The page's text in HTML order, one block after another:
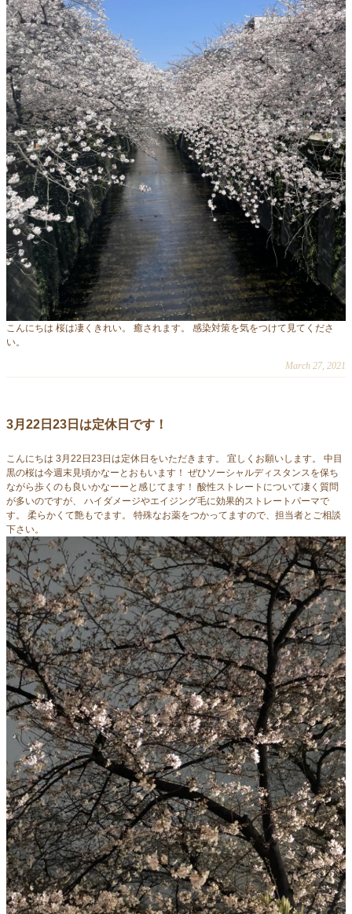
こんにちは 桜は凄くきれい。 癒されます。 感染対策を気をつけて見てくださ
い。
March 27, 2021
3月22日23日は定休日です！
こんにちは 3月22日23日は定休日をいただきます。 宜しくお願いします。 中目
黒の桜は今週末見頃かなーとおもいます！ ぜひソーシャルディスタンスを保ち
ながら歩くのも良いかなーーと感じてます！ 酸性ストレートについて凄く質問
が多いのですが、 ハイダメージやエイジング毛に効果的ストレートパーマで
す。 柔らかくて艶もでます。 特殊なお薬をつかってますので、担当者とご相談
下さい。